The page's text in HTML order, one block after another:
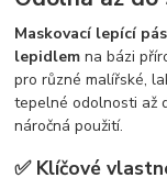
Maskovací lepící
lepidlem na bázi
pro různé malířské,
tepelné odolnosti až
náročná použití.
✅ Klíčové